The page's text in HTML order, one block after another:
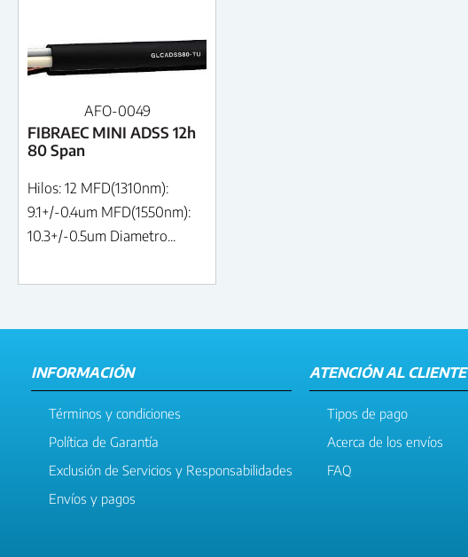
AFO-0049
FIBRAEC MINI ADSS 12h
80 Span
Hilos: 12 MFD(1310nm):
9.1+/-0.4um MFD(1550nm):
10.3+/-0.5um Diametro...
INFORMACIÓN
Términos y condiciones
Política de Garantía
Exclusión de Servicios y Responsabilidades
Envíos y pagos
ATENCIÓN AL CLIENTE
Tipos de pago
Acerca de los envíos
FAQ